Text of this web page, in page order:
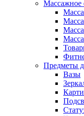
Массажное
Предметы
Вазы